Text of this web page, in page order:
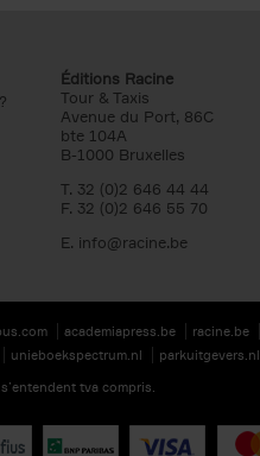
Éditions Racine
Tour & Taxis
Avenue du Port, 86C
bte 104A
B-1000 Bruxelles
T. 32 (0)2 646 44 44
F. 32 (0)2 646 55 70
E. info@racine.be
academiapress.be racine.be
unieboekspectrum.nl
parkuitgevers.nl
tva compris.